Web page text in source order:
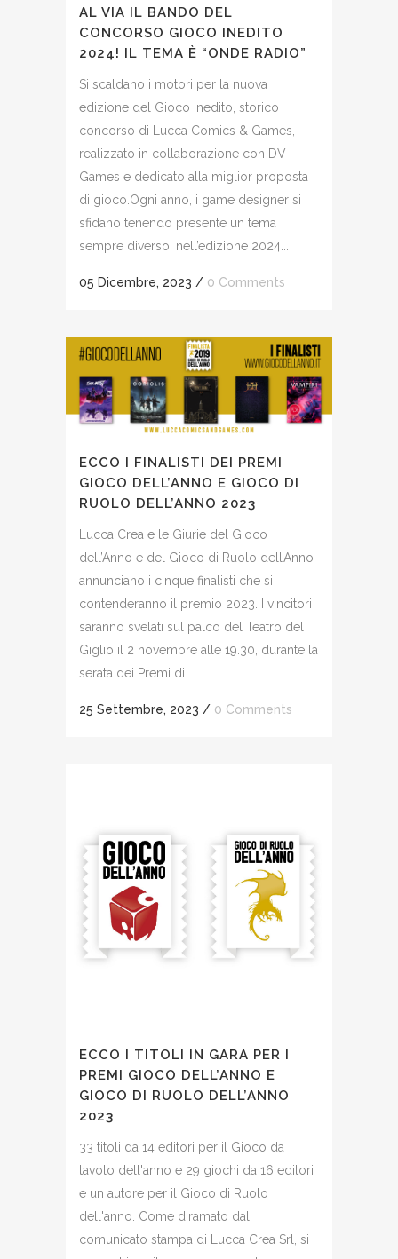
AL VIA IL BANDO DEL
CONCORSO GIOCO INEDITO
2024! IL TEMA È “ONDE RADIO”
Si scaldano i motori per la nuova
edizione del Gioco Inedito, storico
concorso di Lucca Comics & Games,
realizzato in collaborazione con DV
Games e dedicato alla miglior proposta
di gioco.Ogni anno, i game designer si
sfidano tenendo presente un tema
sempre diverso: nell’edizione 2024...
05 Dicembre, 2023 / 0 Comments
ECCO I FINALISTI DEI PREMI
GIOCO DELL’ANNO E GIOCO DI
RUOLO DELL’ANNO 2023
Lucca Crea e le Giurie del Gioco
dell’Anno e del Gioco di Ruolo dell’Anno
annunciano i cinque finalisti che si
contenderanno il premio 2023. I vincitori
saranno svelati sul palco del Teatro del
Giglio il 2 novembre alle 19.30, durante la
serata dei Premi di...
25 Settembre, 2023 / 0 Comments
ECCO I TITOLI IN GARA PER I
PREMI GIOCO DELL’ANNO E
GIOCO DI RUOLO DELL’ANNO
2023
33 titoli da 14 editori per il Gioco da
tavolo dell'anno e 29 giochi da 16 editori
e un autore per il Gioco di Ruolo
dell'anno. Come diramato dal
comunicato stampa di Lucca Crea Srl, si